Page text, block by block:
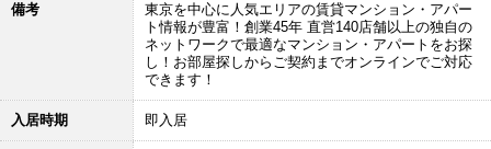
備考
東京を中心に人気エリアの賃貸マンション・アパー
ト情報が豊富！創業45年 直営140店舗以上の独自の
ネットワークで最適なマンション・アパートをお探
し！お部屋探しからご契約までオンラインでご対応
できます！
入居時期 即入居